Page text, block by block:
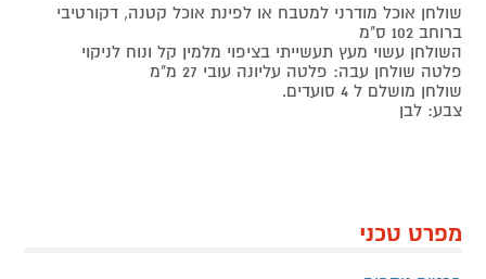
שולחן אוכל מודרני למטבח או לפינת אוכל קטנה, דקורטיבי
ברוחב 102 ס"מ
השולחן עשוי מעץ תעשייתי בציפוי מלמין קל ונוח לניקוי
פלטה שולחן עבה: פלטה עליונה עובי 27 מ"מ
שולחן מושלם ל 4 סועדים.
צבע: לבן
מפרט טכני